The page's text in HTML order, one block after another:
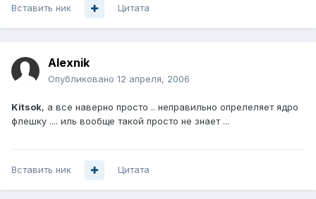
Вставить ник Цитата
Alexnik
Опубликовано 12 апреля, 2006
Kitsok, а все наверно просто .. неправильно опрелеляет ядро
флешку .... иль вообще такой просто не знает ...
Вставить ник Цитата